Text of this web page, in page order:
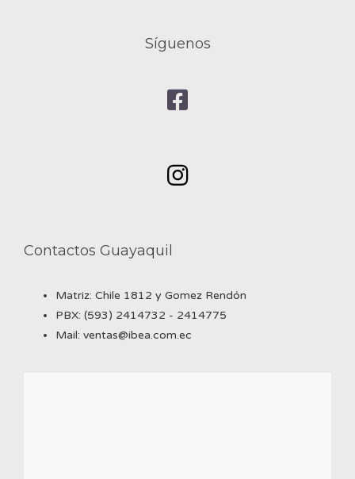
Síguenos
Contactos Guayaquil
Matriz: Chile 1812 y Gomez Rendón
PBX: (593) 2414732 - 2414775
Mail: ventas@ibea.com.ec